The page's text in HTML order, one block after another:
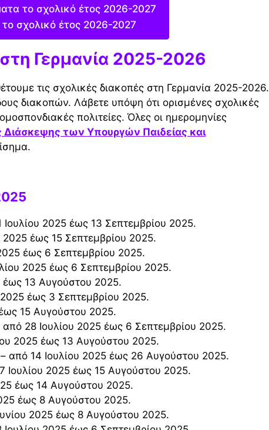
το σχολικό έτος 2026-2027
το σχολικό έτος 2026-2027
Γερμανία 2025-2026
τις σχολικές διακοπές στη Γερμανία 2025-2026.
διακοπών. Λάβετε υπόψη ότι ορισμένες σχολικές
πολιτείες. Όλες οι ημερομηνίες
Διάσκεψης των Υπουργών Παιδείας και
2025 έως 13 Σεπτεμβρίου 2025.
2025 έως 15 Σεπτεμβρίου 2025.
έως 6 Σεπτεμβρίου 2025.
2025 έως 6 Σεπτεμβρίου 2025.
έως 13 Αυγούστου 2025.
2025 έως 3 Σεπτεμβρίου 2025.
15 Αυγούστου 2025.
από 28 Ιουλίου 2025 έως 6 Σεπτεμβρίου 2025.
2025 έως 13 Αυγούστου 2025.
– από 14 Ιουλίου 2025 έως 26 Αυγούστου 2025.
Ιουλίου 2025 έως 15 Αυγούστου 2025.
έως 14 Αυγούστου 2025.
έως 8 Αυγούστου 2025.
2025 έως 8 Αυγούστου 2025.